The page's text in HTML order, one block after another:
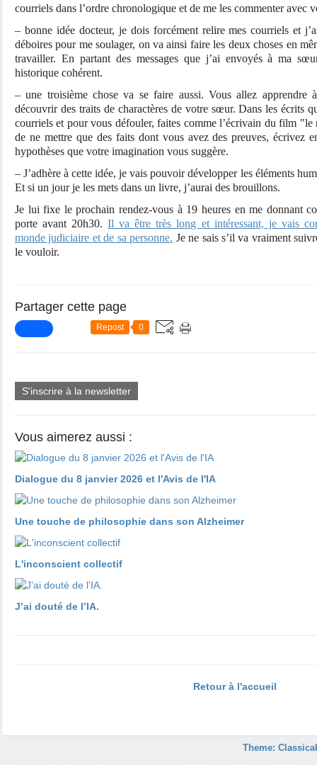
courriels dans l’ordre chronologique et de me les commenter avec
– bonne idée docteur, je dois forcément relire mes courriels et
déboires pour me soulager, on va ainsi faire les deux choses en
travailler. En partant des messages que j’ai envoyés à ma
historique cohérent.
– une troisième chose va se faire aussi. Vous allez apprendre
découvrir des traits de charactères de votre sœur. Dans les écrits
courriels et pour vous défouler, faites comme l’écrivain du film
de ne mettre que des faits dont vous avez des preuves, écrivez
hypothèses que votre imagination vous suggère.
– J’adhère à cette idée, je vais pouvoir développer les éléments
Et si un jour je les mets dans un livre, j’aurai des brouillons.
Je lui fixe le prochain rendez-vous à 19 heures en me donnant
porte avant 20h30.Il va être très long et intéressant, je vais
monde judiciaire et de sa personne. Je ne sais s’il va vraiment
le vouloir.
Partager cette page
Repost 0
S'inscrire à la newsletter
Vous aimerez aussi :
Dialogue du 8 janvier 2026 et l'Avis de l'IA
​​​​​​​Une touche de philosophie dans son Alzheimer
L'inconscient collectif
J’ai douté de l’IA.
Retour à l'accueil
Theme: